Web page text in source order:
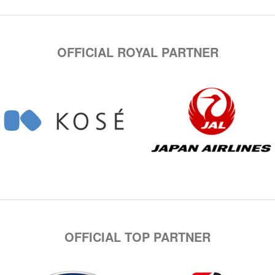
OFFICIAL ROYAL PARTNER
OFFICIAL TOP PARTNER